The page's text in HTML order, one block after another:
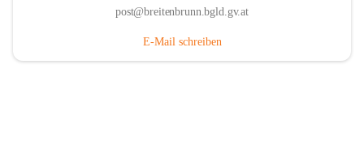
post@breitenbrunn.bgld.gv.at
E-Mail schreiben